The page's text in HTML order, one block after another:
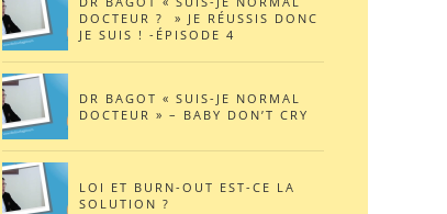
DOCTEUR ? » JE RÉUSSIS DONC
JE SUIS ! -ÉPISODE 4
DR BAGOT « SUIS-JE NORMAL
DOCTEUR » – BABY DON’T CRY
LOI ET BURN-OUT EST-CE LA
SOLUTION ?